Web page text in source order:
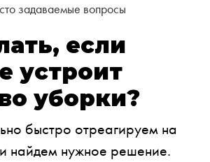
задаваемые вопросы
если
устроит
уборки?
быстро отреагируем на
найдем нужное решение.